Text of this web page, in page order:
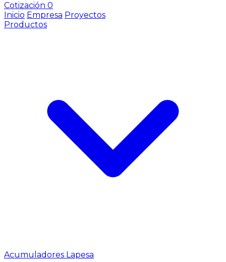
Cotización 0
Inicio Empresa Proyectos
Productos
Acumuladores Lapesa